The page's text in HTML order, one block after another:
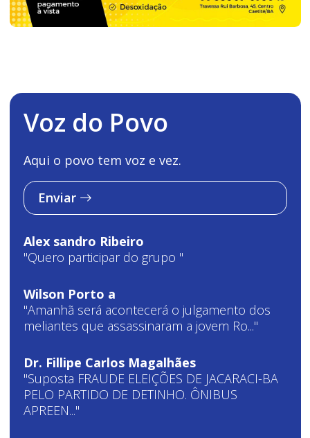
Voz do Povo
Aqui o povo tem voz e vez.
Enviar
Alex sandro Ribeiro
"Quero participar do grupo "
Wilson Porto a
"Amanhã será acontecerá o julgamento dos
meliantes que assassinaram a jovem Ro..."
Dr. Fillipe Carlos Magalhães
"Suposta FRAUDE ELEIÇÕES DE JACARACI-BA
PELO PARTIDO DE DETINHO. ÔNIBUS
APREEN..."